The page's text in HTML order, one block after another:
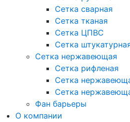
Сетка сварная
Сетка тканая
Сетка ЦПВС
Сетка
Сетка нержавеющая
Сетка рифленая
Сетка
Сетка
Фан барьеры
О компании